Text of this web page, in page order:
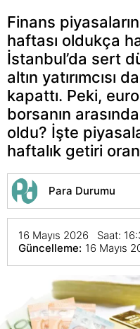
Finans
haftası oldukça
İstanbul’da sert
altın yatırımcısı
kapattı. Peki,
borsanın
oldu? İşte
haftalık getiri
Para Durumu
16 Mayıs 2026 Saat:
Güncelleme: 16 Mayıs